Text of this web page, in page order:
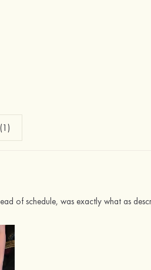
of schedule, was exactly what as